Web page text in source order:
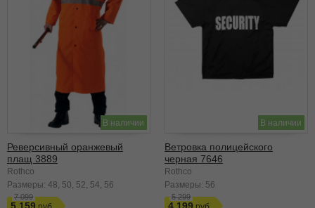
В наличии
Реверсивный оранжевый
плащ 3889
Rothco
Размеры: 48 50 52 54 56
7 099
В наличии
Ветровка полицейского
черная 7646
Rothco
Размеры: 56
5 299